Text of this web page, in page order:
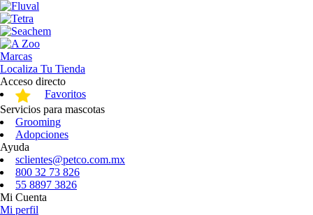
Marcas
Localiza Tu Tienda
Acceso directo
Favoritos
Servicios para mascotas
Grooming
Adopciones
Ayuda
sclientes@petco.com.mx
800 32 73 826
55 8897 3826
Mi Cuenta
Mi perfil